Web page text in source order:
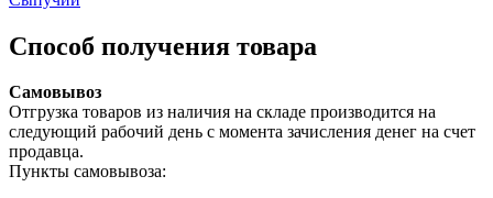
Способ получения товара
Самовывоз
Отгрузка товаров из наличия на складе производится на
следующий рабочий день с момента зачисления денег на счет
продавца.
Пункты самовывоза: